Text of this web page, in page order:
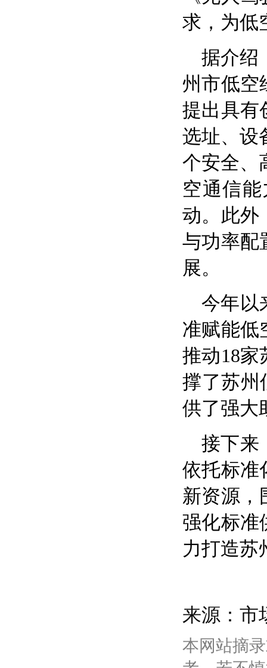
求，为低
据介绍
州市低空
提出具有
选址、设
个安全、
空通信
动。此外
与功率配
展。
今年以
准赋能低
推动18家
撑了苏州
供了强大
接下来
依托标准
新资源，
强化标准
力打造苏
来源：市
本网站摘